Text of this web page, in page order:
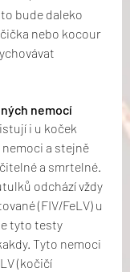
bude daleko
nebo kocour
nemocí
i u koček
a stejně
a smrtelné.
odchází vždy
(FIV/FeLV) u
tyto testy
Tyto nemoci
(kočičí